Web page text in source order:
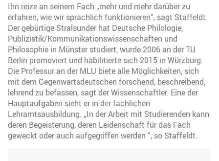
Ihn reize an seinem Fach „mehr und mehr darüber zu
erfahren, wie wir sprachlich funktionieren“, sagt Staffeldt.
Der gebürtige Stralsunder hat Deutsche Philologie,
Publizistik/Kommunikationswissenschaften und
Philosophie in Münster studiert, wurde 2006 an der TU
Berlin promoviert und habilitierte sich 2015 in Würzburg.
Die Professur an der MLU biete alle Möglichkeiten, sich
mit dem Gegenwartsdeutschen forschend, beschreibend,
lehrend zu befassen, sagt der Wissenschaftler. Eine der
Hauptaufgaben sieht er in der fachlichen
Lehramtsausbildung. „In der Arbeit mit Studierenden kann
deren Begeisterung, deren Leidenschaft für das Fach
geweckt oder auch aufgegriffen werden “, so Staffeldt.